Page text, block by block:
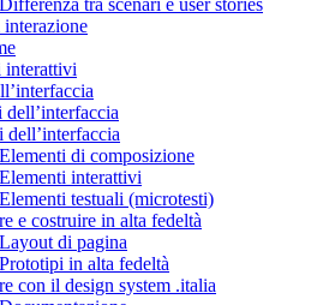
interattivi
dell’interfaccia
di composizione
interattivi
testuali (microtesti)
e costruire in alta fedeltà
di pagina
in alta fedeltà
con il design system .italia